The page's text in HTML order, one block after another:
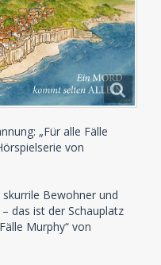
„Für alle Fälle
von
Bewohner und
das ist der Schauplatz
Murphy“ von